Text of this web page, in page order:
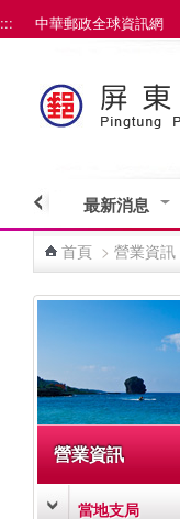
跳到主要內容區塊
::: 中華郵政全球資訊網
最新消息
首頁 > 營業資訊
營業資訊
當地支局